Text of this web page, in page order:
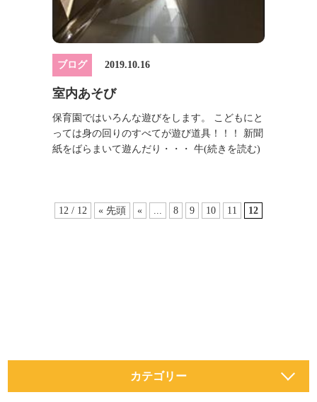
ブログ 2019.10.16
室内あそび
保育園ではいろんな遊びをします。 こどもにと
っては身の回りのすべてが遊び道具！！！ 新聞
紙をばらまいて遊んだり・・・ 牛(続きを読む)
12 / 12 « 先頭 « 8 9 10 11 12
カテゴリー